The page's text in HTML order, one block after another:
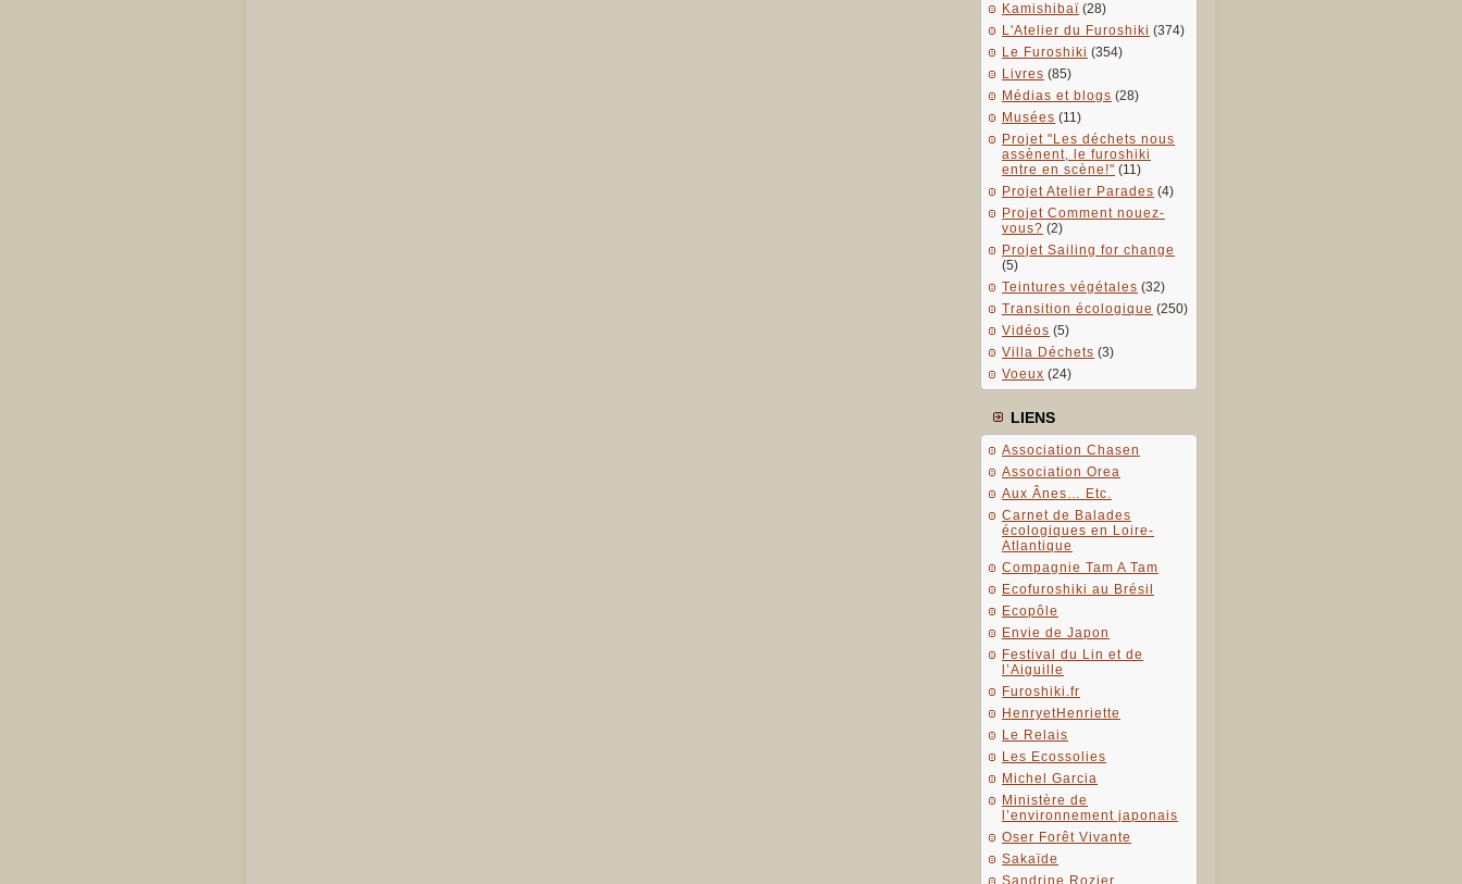
Kamishibaï (28)
L'Atelier du Furoshiki (374)
Le Furoshiki (354)
Livres (85)
Médias et blogs (28)
Musées (11)
Projet "Les déchets nous
assènent, le furoshiki
entre en scène!" (11)
Projet Atelier Parades (4)
Projet Comment nouez-
vous? (2)
Projet Sailing for change
(5)
Teintures végétales (32)
Transition écologique (250)
Vidéos (5)
Villa Déchets (3)
Voeux (24)
LIENS
Association Chasen
Association Orea
Aux Ânes… Etc.
Carnet de Balades
écologiques en Loire-
Atlantique
Compagnie Tam A Tam
Ecofuroshiki au Brésil
Ecopôle
Envie de Japon
Festival du Lin et de
l’Aiguille
Furoshiki.fr
HenryetHenriette
Le Relais
Les Ecossolies
Michel Garcia
Ministère de
l’environnement japonais
Oser Forêt Vivante
Sakaïde
Sandrine Rozier